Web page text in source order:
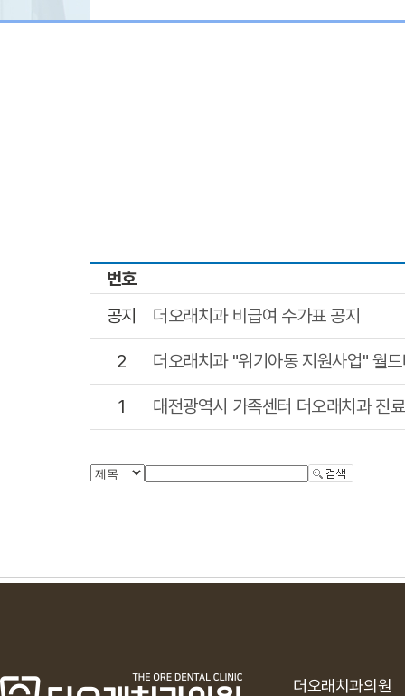
번호
공지
더오래치과 비급여 수가표 공지
2 더오래치과 "위기아동 지원사업" 월
1 대전광역시 가족센터 더오래치과 진
더오래치과의원